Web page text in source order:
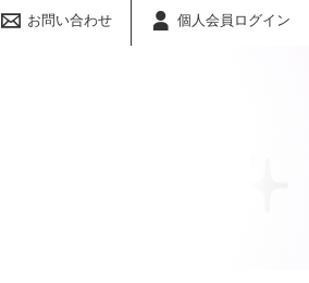
お問い合わせ 個人会員ログイン